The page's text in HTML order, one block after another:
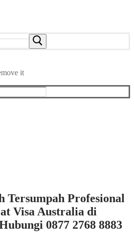
it
Tersumpah Profesional
Visa Australia di
0877 2768 8883